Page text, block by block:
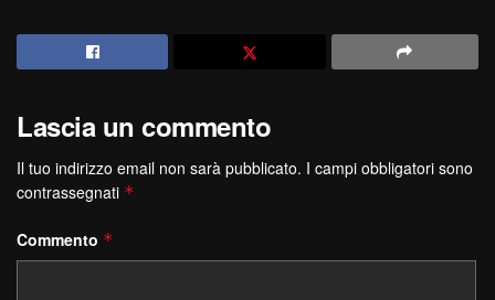
Lascia un commento
Il tuo indirizzo email non sarà pubblicato. I campi obbligatori sono
contrassegnati *
Commento *